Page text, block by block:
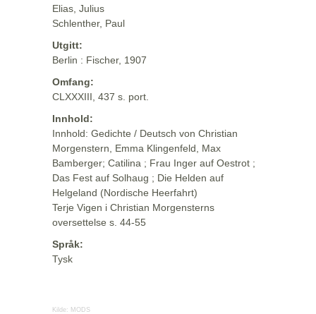
Elias, Julius
Schlenther, Paul
Utgitt:
Berlin : Fischer, 1907
Omfang:
CLXXXIII, 437 s. port.
Innhold:
Innhold: Gedichte / Deutsch von Christian
Morgenstern, Emma Klingenfeld, Max
Bamberger; Catilina ; Frau Inger auf Oestrot ;
Das Fest auf Solhaug ; Die Helden auf
Helgeland (Nordische Heerfahrt)
Terje Vigen i Christian Morgensterns
oversettelse s. 44-55
Språk:
Tysk
Kilde: MODS